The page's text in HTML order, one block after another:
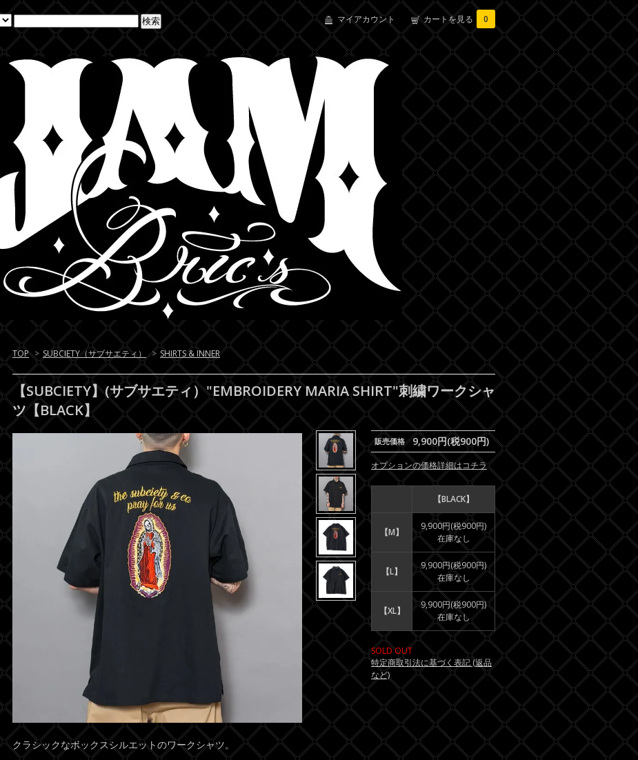
マイアカウント カートを見る 0
TOP > SUBCIETY（サブサエティ） > SHIRTS & INNER
【SUBCIETY】(サブサエティ）"EMBROIDERY MARIA SHIRT"刺繍ワークシャ
ツ【BLACK】
販売価格 9,900円(税900円)
オプションの価格詳細はコチラ
【BLACK】
【M】
9,900円(税900円)
在庫なし
【L】
9,900円(税900円)
在庫なし
【XL】
9,900円(税900円)
在庫なし
SOLD OUT
特定商取引法に基づく表記 (返品
など)
クラシックなボックスシルエットのワークシャツ。